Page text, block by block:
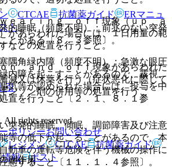
ｅａｒｉｎｇ ｏｆｆ現象（ｕｐ ａ
あらわれた場合には、１日用量の範
などの処置を行うこと。
ｎ ａｎｄ ｏｆｆ現象があらわれた
減又は休薬を行う（症状悪化に際して
ンソン剤の併用等の処置を行うこ
突発的睡眠、傾眠、調節障害及び注意
等の低下が起こることがあるので、本
動車の運転等危険を伴う機械の操作に
意すること〔１１．１．４参照〕。
的睡眠（頻度不明）：前兆のない突発
とがある〔８．３参照〕。
隅角緑内障（頻度不明）：急激な眼圧
内障を起こすことがあるので、霧視、
気等が認められた場合には、投与を中
置を行うこと〔２．１、８．１参
副作用
CTCAE 抗菌薬ガイド
ERマニュ
ト
引
rights reserved.
ポリシーお問い合わせ
レジメン CTCAE
抗菌薬ガイド
報 ポスト